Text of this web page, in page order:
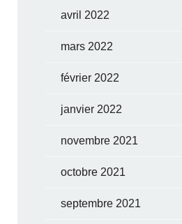
avril 2022
mars 2022
février 2022
janvier 2022
novembre 2021
octobre 2021
septembre 2021